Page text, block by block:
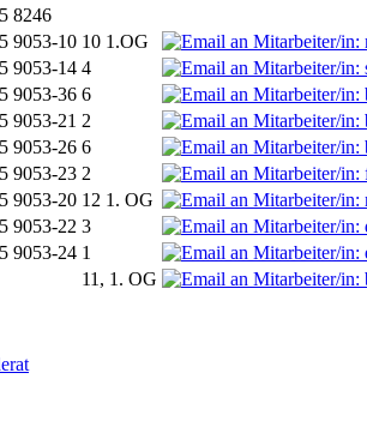
8246
9053-10 10 1.OG
9053-14 4
9053-36 6
9053-21 2
9053-26 6
9053-23 2
9053-20 12 1. OG
9053-22 3
9053-24 1
11, 1. OG